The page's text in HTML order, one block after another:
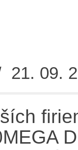
21. 09.